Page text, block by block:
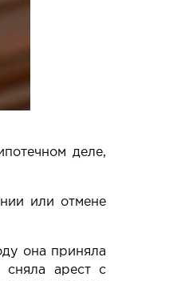
деле,
или отмене
она приняла
сняла арест с